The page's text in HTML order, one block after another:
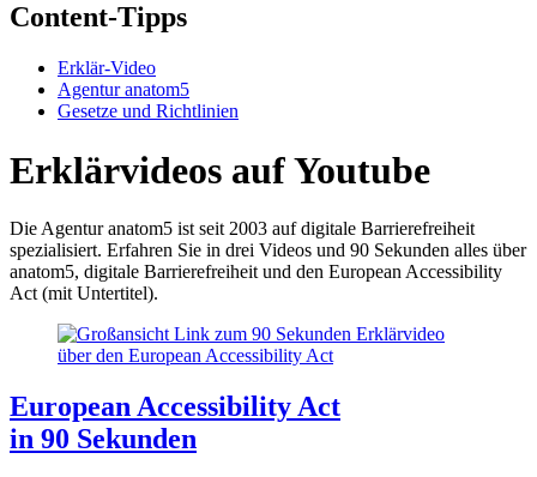
Content-Tipps
Erklär-Video
Agentur anatom5
Gesetze und Richtlinien
Erklärvideos auf Youtube
Die Agentur anatom5 ist seit 2003 auf digitale Barrierefreiheit
spezialisiert. Erfahren Sie in drei Videos und 90 Sekunden alles über
anatom5, digitale Barrierefreiheit und den European Accessibility
Act (mit Untertitel).
European Accessibility Act
in 90 Sekunden